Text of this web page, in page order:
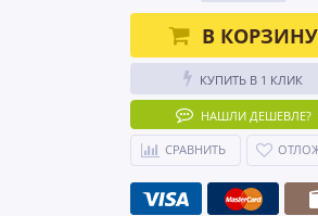
В КОРЗИНУ
КУПИТЬ В 1 КЛИК
НАШЛИ ДЕШЕВЛЕ?
СРАВНИТЬ